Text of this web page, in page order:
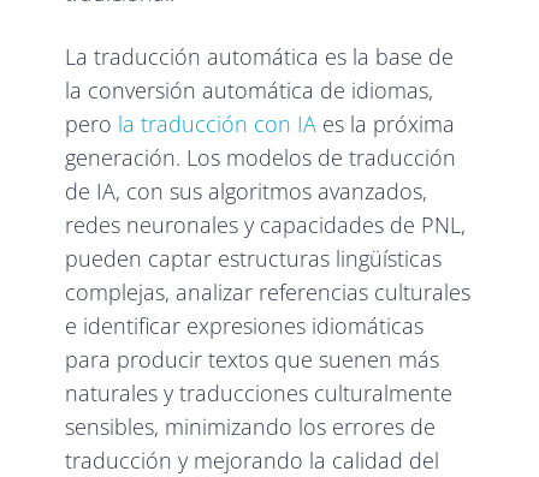
La traducción automática es la base de
la conversión automática de idiomas,
pero la traducción con IA es la próxima
generación. Los modelos de traducción
de IA, con sus algoritmos avanzados,
redes neuronales y capacidades de PNL,
pueden captar estructuras lingüísticas
complejas, analizar referencias culturales
e identificar expresiones idiomáticas
para producir textos que suenen más
naturales y traducciones culturalmente
sensibles, minimizando los errores de
traducción y mejorando la calidad del